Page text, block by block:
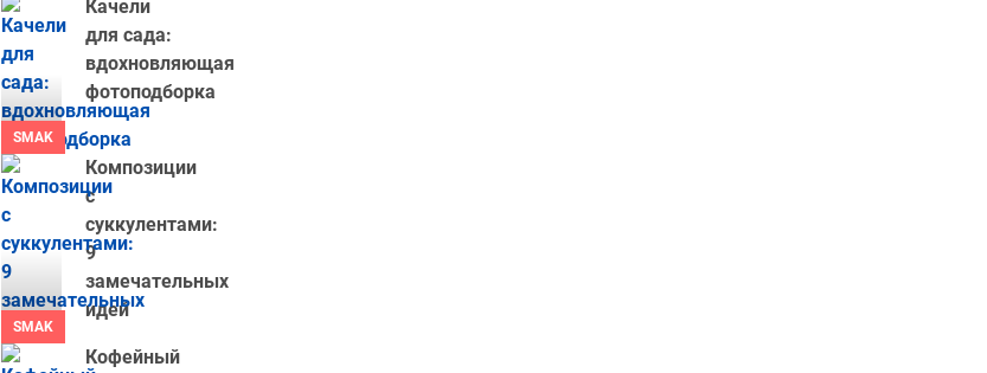
SMAK
Качели
для сада:
вдохновляющая
фотоподборка
SMAK
Композиции
с
суккулентами:
9
замечательных
идей
Кофейный